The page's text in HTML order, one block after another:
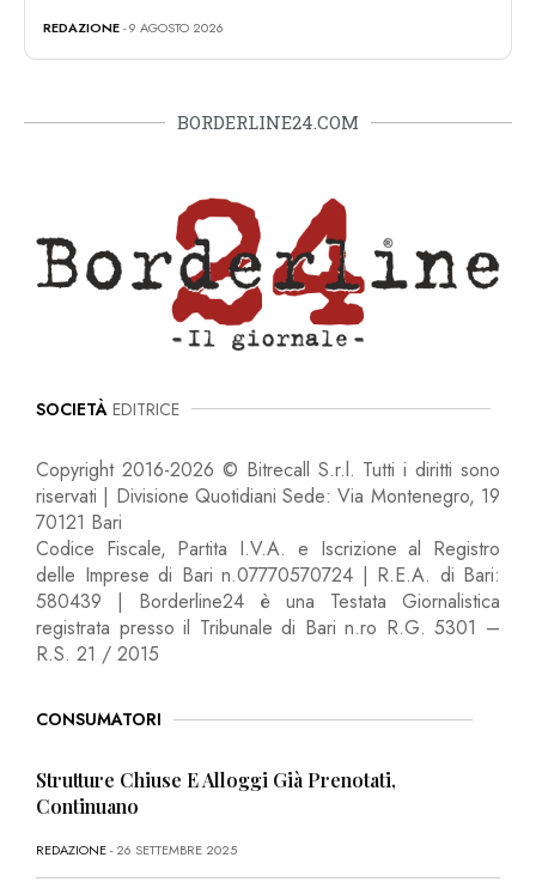
REDAZIONE- 9 AGOSTO 2026
BORDERLINE24.COM
SOCIETÀ EDITRICE
Copyright 2016-2026 © Bitrecall S.r.l. Tutti i diritti sono
riservati | Divisione Quotidiani Sede: Via Montenegro, 19
70121 Bari
Codice Fiscale, Partita I.V.A. e Iscrizione al Registro
delle Imprese di Bari n.07770570724 | R.E.A. di Bari:
580439 | Borderline24 è una Testata Giornalistica
registrata presso il Tribunale di Bari n.ro R.G. 5301 –
R.S. 21 / 2015
CONSUMATORI
Strutture Chiuse E Alloggi Già Prenotati,
Continuano
REDAZIONE- 26 SETTEMBRE 2025